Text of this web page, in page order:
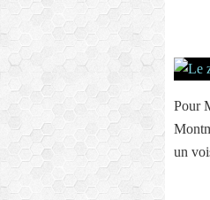
Pour
un